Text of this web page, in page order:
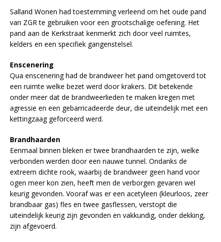
Salland Wonen had toestemming verleend om het oude pand
van ZGR te gebruiken voor een grootschalige oefening. Het
pand aan de Kerkstraat kenmerkt zich door veel ruimtes,
kelders en een specifiek gangenstelsel.
Enscenering
Qua enscenering had de brandweer het pand omgetoverd tot
een ruimte welke bezet werd door krakers. Dit betekende
onder meer dat de brandweerlieden te maken kregen met
agressie en een gebarricadeerde deur, die uiteindelijk met een
kettingzaag geforceerd werd.
Brandhaarden
Eenmaal binnen bleken er twee brandhaarden te zijn, welke
verbonden werden door een nauwe tunnel. Ondanks de
extreem dichte rook, waarbij de brandweer geen hand voor
ogen meer kon zien, heeft men de verborgen gevaren wel
keurig gevonden. Vooraf was er een acetyleen (kleurloos, zeer
brandbaar gas) fles en twee gasflessen, verstopt die
uiteindelijk keurig zijn gevonden en vakkundig, onder dekking,
zijn afgevoerd.